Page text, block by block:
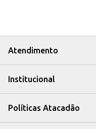
Atendimento
Institucional
Políticas Atacadão